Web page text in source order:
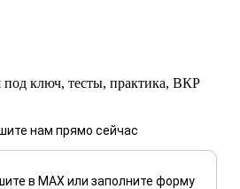
под ключ, тесты, практика, ВКР
нам прямо сейчас
в MAX или заполните форму